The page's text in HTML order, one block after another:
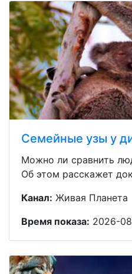
Семейные узы у
Можно ли сравнить
Об этом расскажет
Канал: Живая Планета
Время показа: 2026-